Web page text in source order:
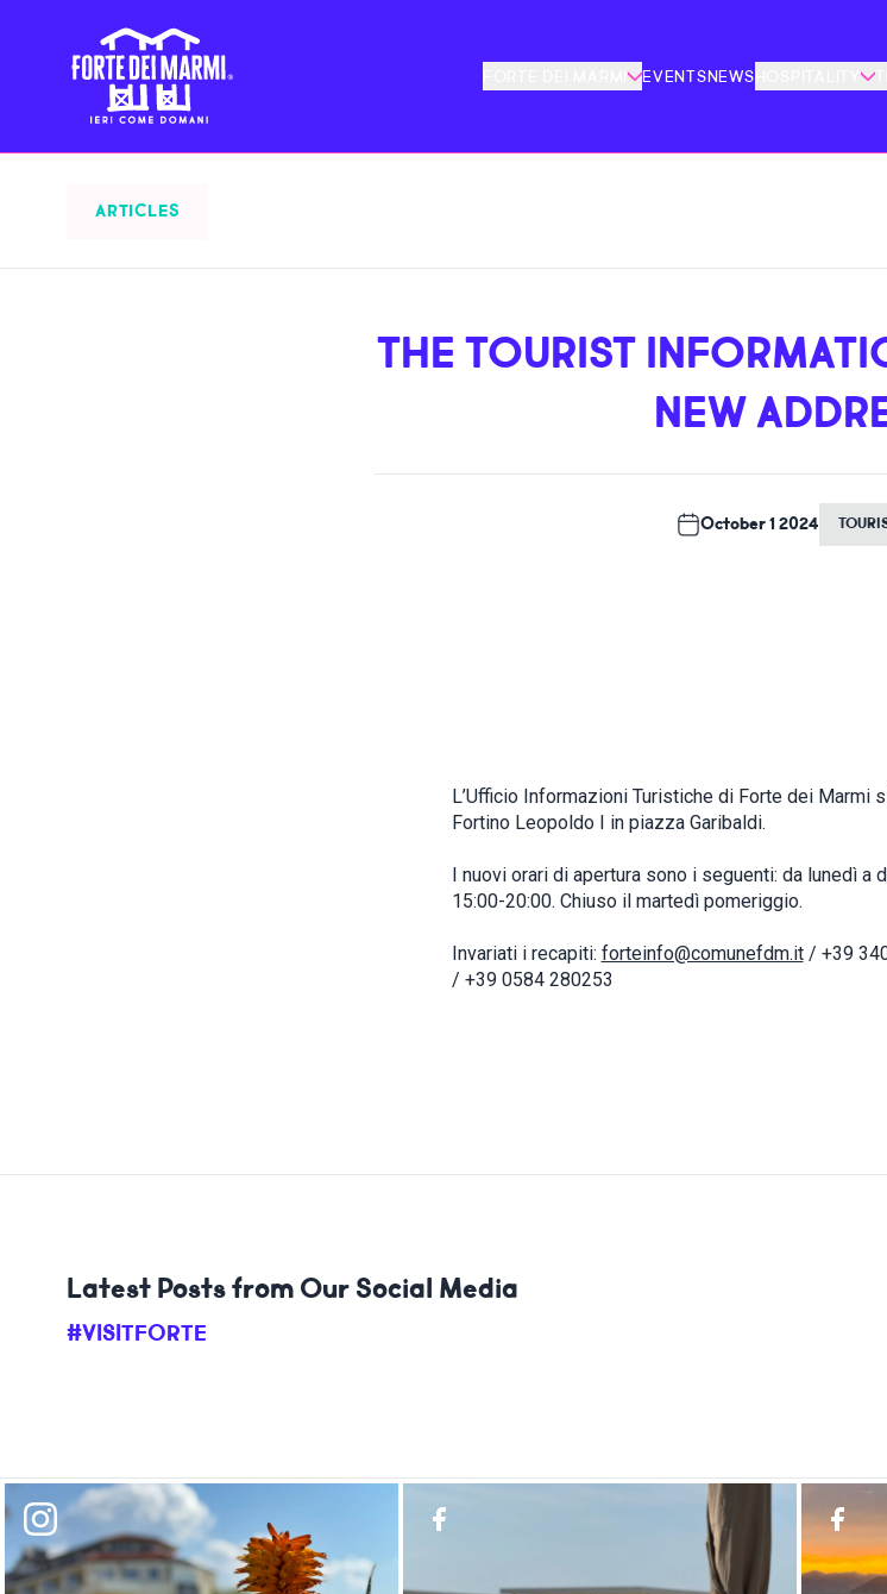
FORTE DEI MARMI EVENTSNEWS
ARTICLES
THE TOURIST
NEW
October 1 2024
L’Ufficio Informazioni Turistiche di Forte dei Marmi
Fortino Leopoldo I in piazza Garibaldi.
I nuovi orari di apertura sono i seguenti: da lunedì a
15:00-20:00. Chiuso il martedì pomeriggio.
Invariati i recapiti: forteinfo@comunefdm.it/ +39
/ +39 0584 280253
Latest Posts from Our Social Media
#VISITFORTE